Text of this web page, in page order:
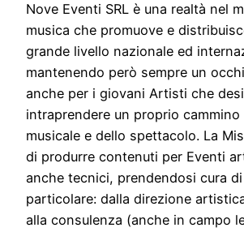
Nove Eventi SRL è una realtà nel
musica che promuove e
grande livello nazionale ed
mantenendo però sempre un
anche per i giovani Artisti che
intraprendere un proprio cammino
musicale e dello spettacolo. La
di produrre contenuti per Eventi
anche tecnici, prendendosi cura
particolare: dalla direzione
alla consulenza (anche in campo